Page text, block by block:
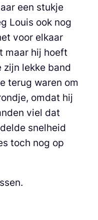
een stukje
Louis ook nog
voor elkaar
maar hij hoeft
zijn lekke band
terug waren om
omdat hij
viel dat
snelheid
toch nog op